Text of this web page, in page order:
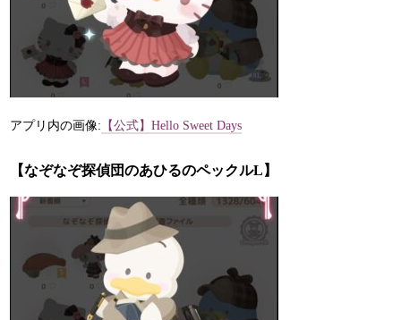
アプリ内の画像: 【公式】Hello Sweet Days
【なぞなぞ探偵団のあひるのペックルL】